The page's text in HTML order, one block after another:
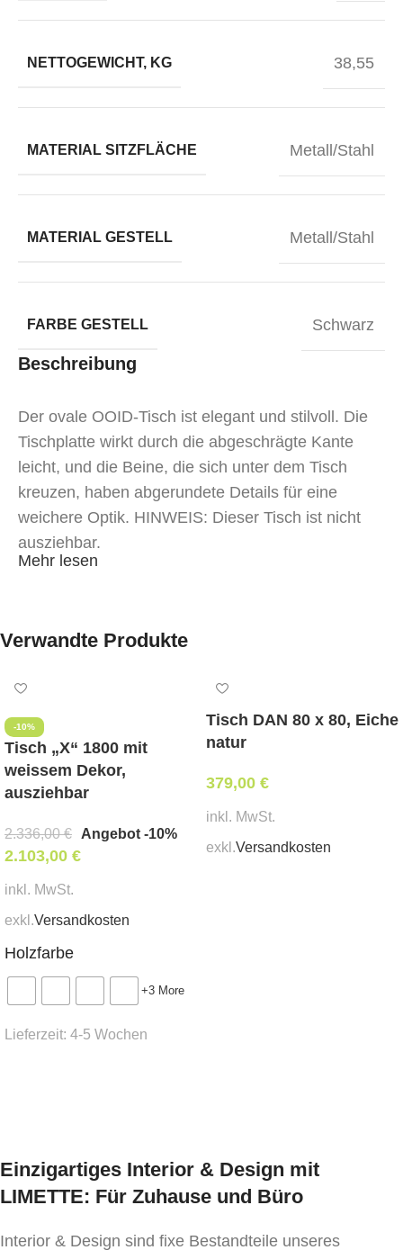
NETTOGEWICHT, KG 38,55
MATERIAL SITZFLÄCHE Metall/Stahl
MATERIAL GESTELL Metall/Stahl
FARBE GESTELL Schwarz
Beschreibung
Der ovale OOID-Tisch ist elegant und stilvoll. Die
Tischplatte wirkt durch die abgeschrägte Kante
leicht, und die Beine, die sich unter dem Tisch
kreuzen, haben abgerundete Details für eine
weichere Optik. HINWEIS: Dieser Tisch ist nicht
ausziehbar.
Mehr lesen
Verwandte Produkte
-10%
Tisch „X“ 1800 mit
weissem Dekor,
ausziehbar
2.336,00€ Angebot -10%
2.103,00 €
inkl. MwSt.
exkl.Versandkosten
Holzfarbe
+3 More
Lieferzeit: 4-5 Wochen
Tisch DAN 80 x 80, Eiche
natur
379,00 €
inkl. MwSt.
exkl.Versandkosten
Einzigartiges Interior & Design mit
LIMETTE: Für Zuhause und Büro
Interior & Design sind fixe Bestandteile unseres